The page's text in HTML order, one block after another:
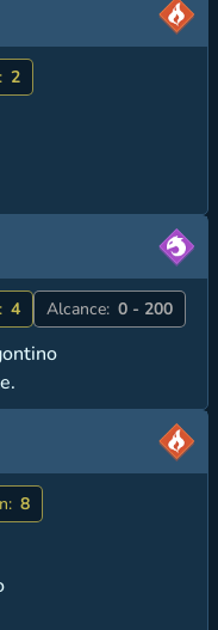
2
4 Alcance: 0 - 200
8